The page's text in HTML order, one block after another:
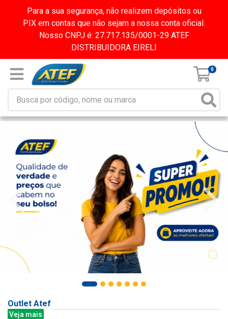
Para a sua segurança, não realizem depósitos ou
PIX em contas que não sejam a nossa conta oficial.
Nosso CNPJ é: 27.717.135/0001-29 ATEF
DISTRIBUIDORA EIRELI
0
Outlet Atef
Veja mais